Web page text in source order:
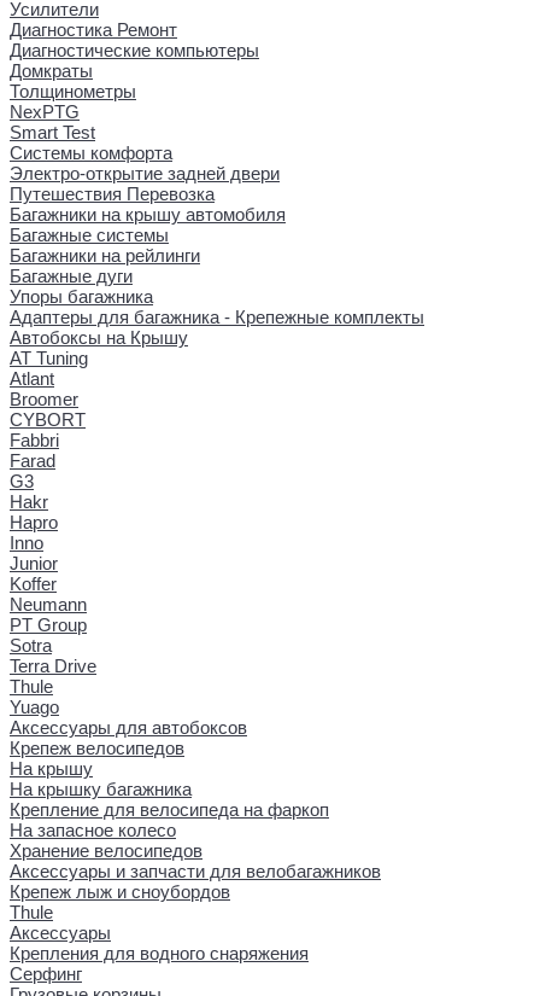
Усилители
Диагностика Ремонт
Диагностические компьютеры
Домкраты
Толщинометры
NexPTG
Smart Test
Системы комфорта
Электро-открытие задней двери
Путешествия Перевозка
Багажники на крышу автомобиля
Багажные системы
Багажники на рейлинги
Багажные дуги
Упоры багажника
Адаптеры для багажника - Крепежные комплекты
Автобоксы на Крышу
AT Tuning
Atlant
Broomer
CYBORT
Fabbri
Farad
G3
Hakr
Hapro
Inno
Junior
Koffer
Neumann
PT Group
Sotra
Terra Drive
Thule
Yuago
Аксессуары для автобоксов
Крепеж велосипедов
На крышу
На крышку багажника
Крепление для велосипеда на фаркоп
На запасное колесо
Хранение велосипедов
Аксессуары и запчасти для велобагажников
Крепеж лыж и сноубордов
Thule
Аксессуары
Крепления для водного снаряжения
Серфинг